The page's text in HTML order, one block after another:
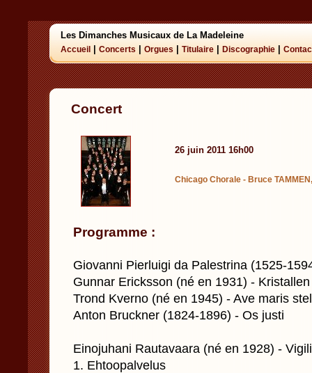
Les Dimanches Musicaux de La Madeleine
Accueil Concerts Orgues Titulaire Discographie
Concert
26 juin 2011 16h00
Chicago Chorale - Bruce
Programme :
Giovanni Pierluigi da Palestrina (1525-
Gunnar Ericksson (né en 1931) -
Trond Kverno (né en 1945) - Ave maris
Anton Bruckner (1824-1896) - Os justi
Einojuhani Rautavaara (né en 1928) -
1. Ehtoopalvelus